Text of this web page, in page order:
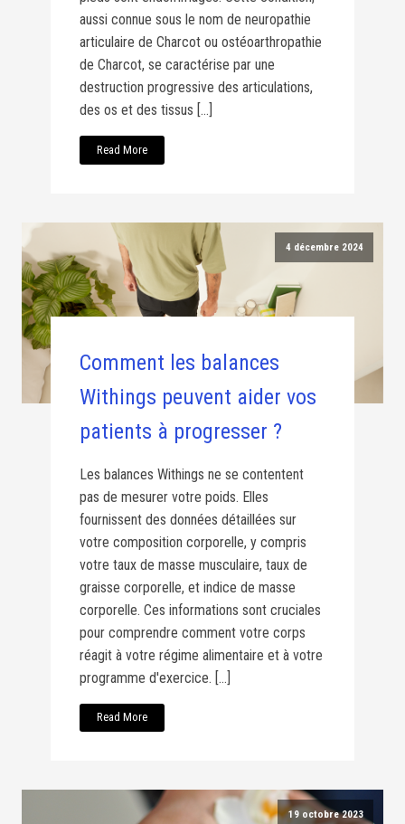
aussi connue sous le nom de neuropathie
articulaire de Charcot ou ostéoarthropathie
de Charcot, se caractérise par une
destruction progressive des articulations,
des os et des tissus […]
Read More
4 décembre 2024
Comment les balances
Withings peuvent aider vos
patients à progresser ?
Les balances Withings ne se contentent
pas de mesurer votre poids. Elles
fournissent des données détaillées sur
votre composition corporelle, y compris
votre taux de masse musculaire, taux de
graisse corporelle, et indice de masse
corporelle. Ces informations sont cruciales
pour comprendre comment votre corps
réagit à votre régime alimentaire et à votre
programme d'exercice. […]
Read More
19 octobre 2023